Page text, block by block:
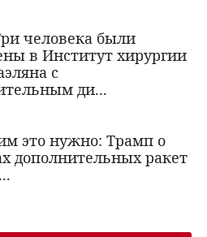
человека были
в Институт хирургии
с
ди...
это нужно: Трамп о
дополнительных ракет